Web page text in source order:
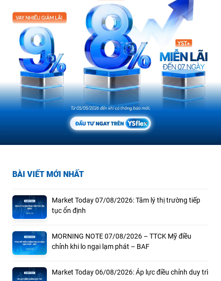
BÀI VIẾT MỚI NHẤT
Market Today 07/08/2026: Tâm lý thị trường tiếp
tục ổn định
MORNING NOTE 07/08/2026 – TTCK Mỹ điều
chỉnh khi lo ngại lạm phát – BAF
Market Today 06/08/2026: Áp lực điều chỉnh duy trì